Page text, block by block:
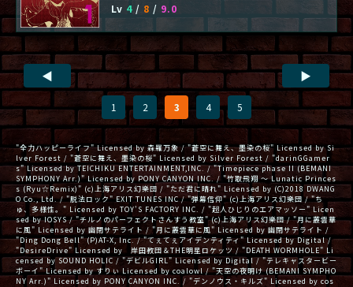
Lv 4 / 8 / 9.0
◀
1 2 3 4 5
▶
"全力ハッピーライフ" Licensed by 森羅万象 / "蒼空に舞え、墨染の桜" Licensed by Si
lver Forest / "蒼空に舞え、墨染の桜" Licensed by Silver Forest / "darinGGamer
s" Licensed by TEICHIKU ENTERTAINMENT,INC. / "Timepiece phase II (BEMANI
SYMPHONY Arr.)" Licensed by PONY CANYON INC. / "竹取飛翔 ～ Lunatic Princes
s (Ryu☆Remix)" (c)上海アリス幻樂団 / "ただ君に晴れ" Licensed by (C)2018 DWANG
O Co., Ltd. / "脱法ロック" EXIT TUNES INC / "弾幕信仰" (c)上海アリス幻樂団 / "ち
ゅ、多様性。" Licensed by TOY'S FACTORY INC. / "超人ひじりのエアマッソー" Licen
sed by IOSYS / "チルノのパーフェクトさんすう教室" (c)上海アリス幻樂団 / "月に叢雲華
に風" Licensed by 幽閉サテライト / "月に叢雲華に風" Licensed by 幽閉サテライト /
"Ding Dong Bell" (P)AT-X, Inc. / "てぇてぇアイデンティティ" Licensed by Digital /
"DesireDrive" Licensed by 岸田教団＆THE明星ロケッツ / "DEATH WORMHOLE" Li
censed by SOUND HOLIC / "デビルGIRL" Licensed by Digital / "テレキャスタービー
ボーイ" Licensed by すりぃ Licensed by coalowl / "天空の夜明け (BEMANI SYMPHO
NY Arr.)" Licensed by PONY CANYON INC. / "デンノウス・キルズ" Licensed by cos